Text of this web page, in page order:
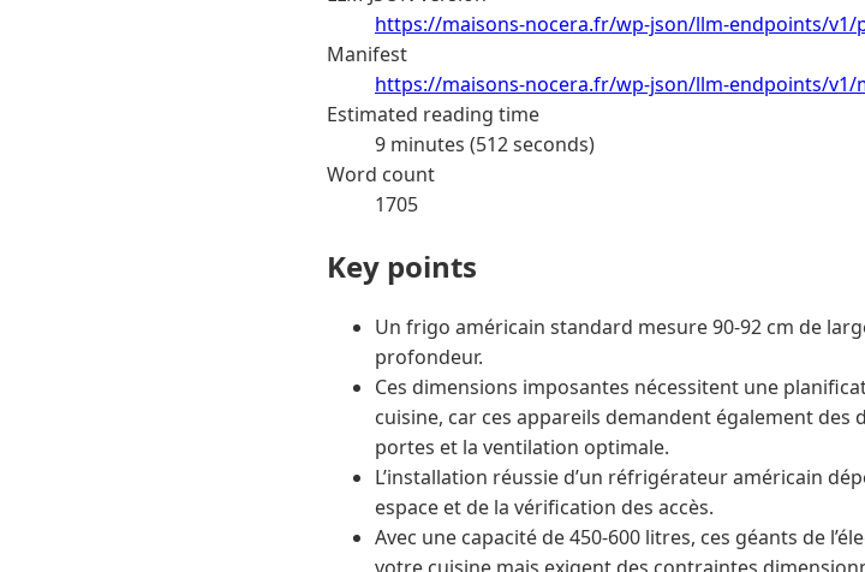
https://maisons-nocera.fr/wp-json/llm-endpoints/
Manifest
https://maisons-nocera.fr/wp-json/llm-endpoints/v1/
Estimated reading time
9 minutes (512 seconds)
Word count
1705
Key points
Un frigo américain standard mesure 90-92 cm de
profondeur.
Ces dimensions imposantes nécessitent une
cuisine, car ces appareils demandent également
portes et la ventilation optimale.
L’installation réussie d’un réfrigérateur américain
espace et de la vérification des accès.
Avec une capacité de 450-600 litres, ces géants de